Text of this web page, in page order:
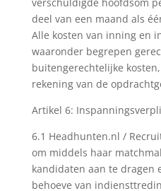
deel van een maand als
Alle kosten van inning en
waaronder begrepen
buitengerechtelijke
rekening van de
Artikel 6:
6.1 Headhunten.nl /
om middels haar
kandidaten aan te dragen
behoeve van